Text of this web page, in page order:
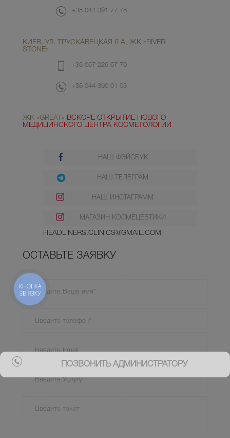
ПОЗВОНИТЬ АДМИНИСТРАТОРУ
+38 044 391 77 78
КИЕВ, УЛ. ТРУСКАВЕЦКАЯ 6 А, ЖК «RIVER
STONE»
+38 067 226 67 70
+38 044 390 01 03
ЖК «GREAT» ВСКОРЕ ОТКРЫТИЕ НОВОГО
МЕДИЦИНСКОГО ЦЕНТРА КОСМЕТОЛОГИИ
НАШ ФЭЙСБУК
НАШ ТЕЛЕГРАМ
НАШ ИНСТАГРАММ
МАГАЗИН КОСМЕЦЕВТИКИ
HEADLINERS.CLINICS@GMAIL.COM
ОСТАВЬТЕ ЗАЯВКУ
КНОПКА
ЗВ'ЯЗКУ